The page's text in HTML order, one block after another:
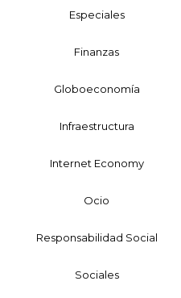
Especiales
Finanzas
Globoeconomía
Infraestructura
Internet Economy
Ocio
Responsabilidad Social
Sociales